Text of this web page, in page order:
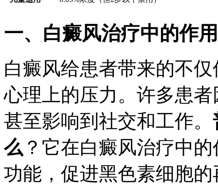
一、白癜风治疗中的作用
白癜风给患者带来的不
心理上的压力。许多患
甚至影响到社交和工作。
么 ？它在白癜风治疗中
功能，促进黑色素细胞